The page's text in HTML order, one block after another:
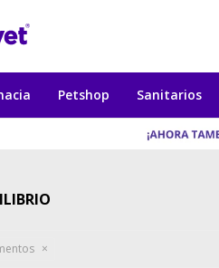
Petshop Sanitarios